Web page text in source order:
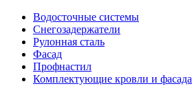
Водосточные системы
Снегозадержатели
Рулонная сталь
Фасад
Профнастил
Комплектующие кровли и фасада